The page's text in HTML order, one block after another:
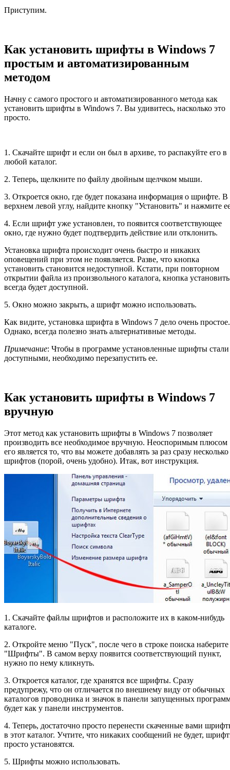
Приступим.
Как установить шрифты в Windows 7
простым и автоматизированным
методом
Начну с самого простого и автоматизированного метода как
установить шрифты в Windows 7. Вы удивитесь, насколько это
просто.
1. Скачайте шрифт и если он был в архиве, то распакуйте его в
любой каталог.
2. Теперь, щелкните по файлу двойным щелчком мыши.
3. Откроется окно, где будет показана информация о шрифте. В
верхнем левой углу, найдите кнопку "Установить" и нажмите
4. Если шрифт уже установлен, то появится соответствующее
окно, где нужно будет подтвердить действие или отклонить.
Установка шрифта происходит очень быстро и никаких
оповещений при этом не появляется. Разве, что кнопка
установить становится недоступной. Кстати, при повторном
открытии файла из произвольного каталога, кнопка установить
всегда будет доступной.
5. Окно можно закрыть, а шрифт можно использовать.
Как видите, установка шрифта в Windows 7 дело очень простое.
Однако, всегда полезно знать альтернативные методы.
Примечание: Чтобы в программе установленные шрифты стали
доступными, необходимо перезапустить ее.
Как установить шрифты в Windows 7
вручную
Этот метод как установить шрифты в Windows 7 позволяет
производить все необходимое вручную. Неоспоримым плюсом
его является то, что вы можете добавлять за раз сразу несколько
шрифтов (порой, очень удобно). Итак, вот инструкция.
1. Скачайте файлы шрифтов и расположите их в каком-нибудь
каталоге.
2. Откройте меню "Пуск", после чего в строке поиска наберите
"Шрифты". В самом верху появится соответствующий пункт,
нужно по нему кликнуть.
3. Откроется каталог, где хранятся все шрифты. Сразу
предупрежу, что он отличается по внешнему виду от обычных
каталогов проводника и значок в панели запущенных
будет как у панели инструментов.
4. Теперь, достаточно просто перенести скаченные вами
в этот каталог. Учтите, что никаких сообщений не будет,
просто установятся.
5. Шрифты можно использовать.